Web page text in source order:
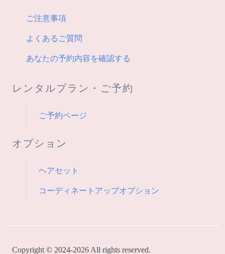
ご注意事項
よくあるご質問
あなたの予約内容を確認する
レンタルプラン・ご予約
ご予約ページ
オプション
ヘアセット
コーディネートアップオプション
Copyright © 2024-2026 All rights reserved.